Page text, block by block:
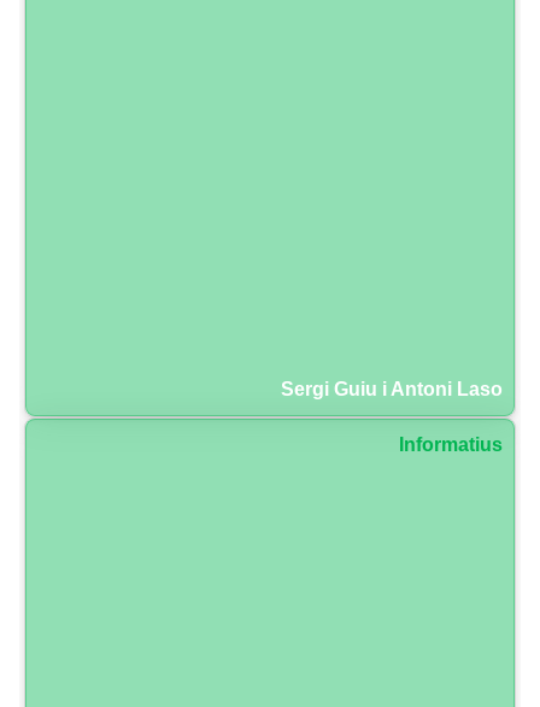
Sergi Guiu i Antoni Laso
Informatius